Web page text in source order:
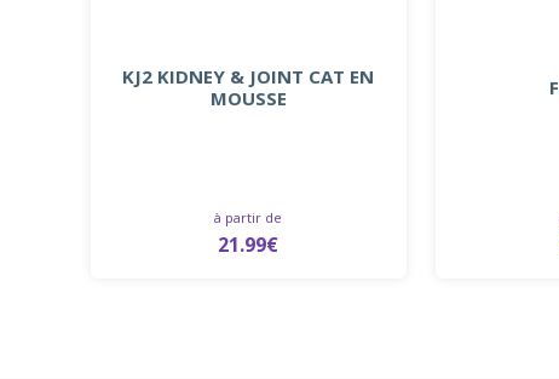
KJ2 KIDNEY & JOINT CAT EN
MOUSSE
à partir de
21.99€